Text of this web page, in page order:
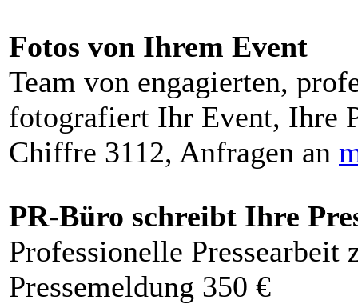
Fotos von Ihrem Event
Team von engagierten,
fotografiert Ihr Event, Ihre
Chiffre 3112, Anfragen an
PR-Büro schreibt Ihre
Professionelle Pressearbeit
Pressemeldung 350 €